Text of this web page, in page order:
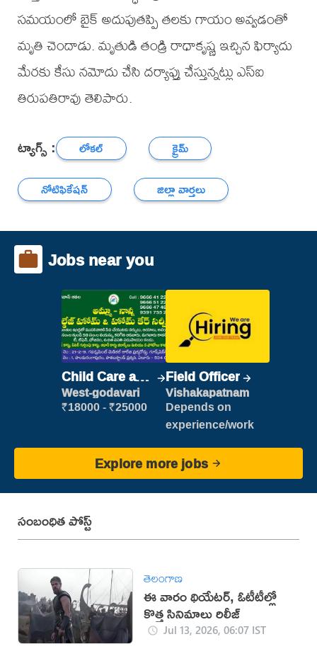
సమయంలో బైక్ అదుపుతప్పి తలకు గాయం అవ్వడంతో
మృతి చెందాడు. మృతుడి తండ్రి రాధాకృష్ణ ఇచ్చిన ఫిర్యాదు
మేరకు కేసు నమోదు చేసి దర్యాప్తు చేస్తున్నట్లు ఎస్ఐ
తిరుపతిరావు తెలిపారు.
ట్యాగ్స్ : లోకల్
క్రైమ్
నోటిఫికేషన్
జిల్లా వార్తలు
Jobs near you
Child Care and
Patient care
West-godavari
₹18000 - ₹25000
Field Officer
Vishakapatnam
Depends on
experience/work
Explore more jobs
సంబంధిత పోస్ట్
తెలంగాణ
ఈ వారం థియేటర్, ఓటీటీల్లో
కొత్త సినిమాలు రిలీజ్
Jul 13, 2026, 06:07 IST